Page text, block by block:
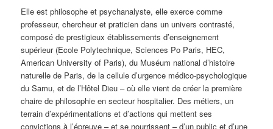
Elleest philosophe et psychanalyste, elle exerce comme
professeur, chercheur et praticien dans un univers contrasté,
composé de prestigieux établissements d’enseignement
supérieur (Ecole Polytechnique, Sciences Po Paris, HEC,
American University of Paris), du Muséum national d’histoire
naturelle de Paris, de la cellule d’urgence médico-psychologique
du Samu, et de l’Hôtel Dieu – où elle vient de créer la première
chaire de philosophie en secteur hospitalier. Des métiers, un
terrain d’expérimentations et d’actions qui mettent ses
convictions à l’épreuve – et se nourrissent – d’un public et d’une